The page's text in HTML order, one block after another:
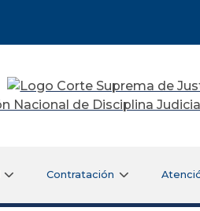
Contratación